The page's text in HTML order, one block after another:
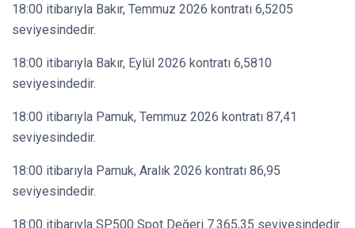
18:00 itibarıyla Bakır, Temmuz 2026 kontratı 6,5205
seviyesindedir.
18:00 itibarıyla Bakır, Eylül 2026 kontratı 6,5810
seviyesindedir.
18:00 itibarıyla Pamuk, Temmuz 2026 kontratı 87,41
seviyesindedir.
18:00 itibarıyla Pamuk, Aralık 2026 kontratı 86,95
seviyesindedir.
18:00 itibarıyla SP500 Spot Değeri 7.365,35 seviyesindedir.